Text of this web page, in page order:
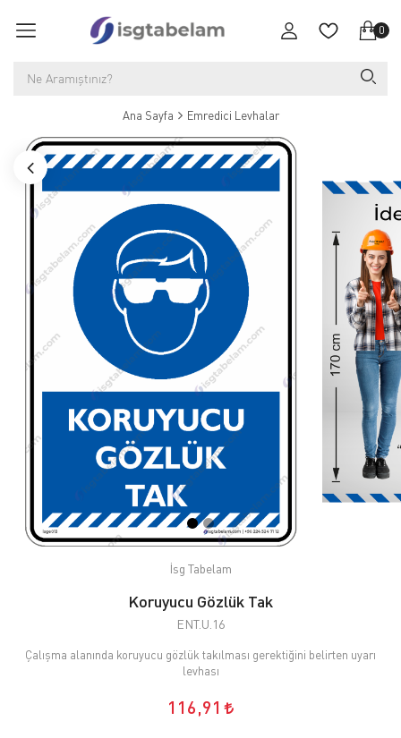
0
Ana Sayfa Emredici Levhalar
İsg Tabelam
Koruyucu Gözlük Tak
ENT.U.16
Çalışma alanında koruyucu gözlük takılması gerektiğini belirten uyarı
levhası
116,91